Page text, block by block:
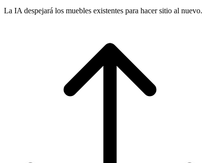
La IA despejará los muebles existentes para hacer sitio al nuevo.